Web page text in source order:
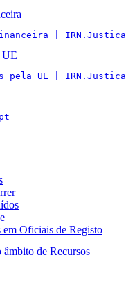
|
UE
pela UE |
em Oficiais de Registo
âmbito de Recursos